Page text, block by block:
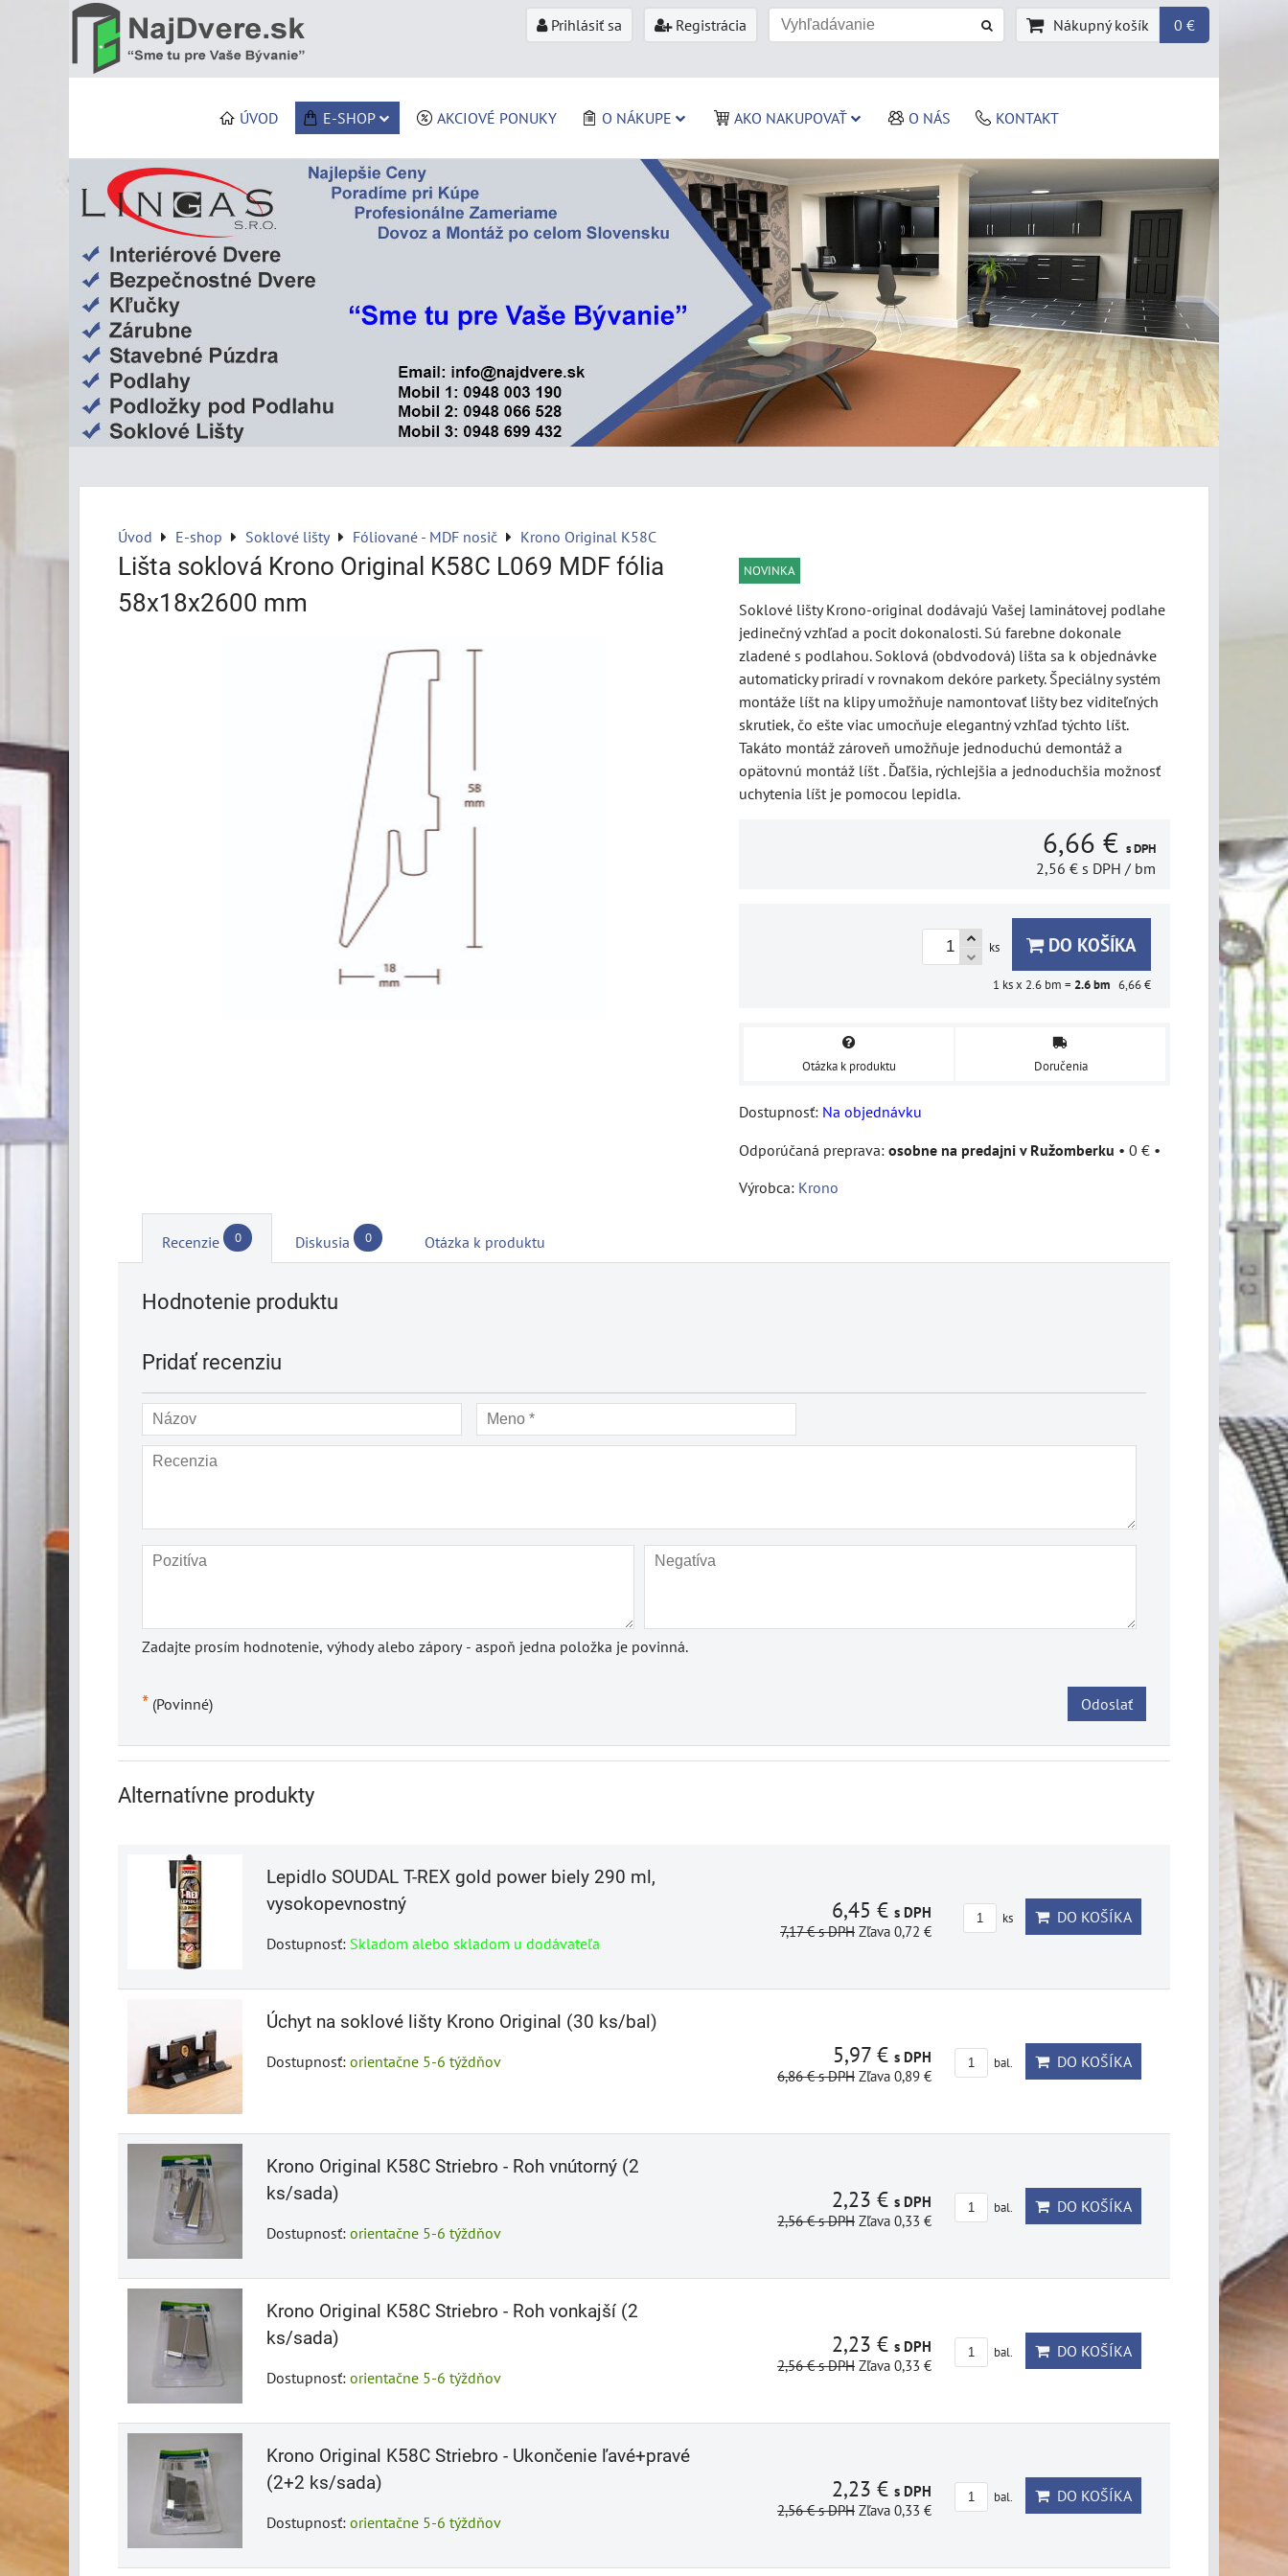
Prihlásiť sa Registrácia Nákupný košík 0 €
ÚVOD E-SHOP AKCIOVÉ PONUKY O NÁKUPE AKO NAKUPOVAŤ O NÁS KONTAKT
Úvod E-shop Soklové lišty Fóliované - MDF nosič Krono Original K58C
Lišta soklová Krono Original K58C L069 MDF fólia
58x18x2600 mm
NOVINKA
Soklové lišty Krono-original dodávajú Vašej laminátovej podlahe
jedinečný vzhľad a pocit dokonalosti. Sú farebne dokonale
zladené s podlahou. Soklová (obdvodová) lišta sa k objednávke
automaticky priradí v rovnakom dekóre parkety. Špeciálny systém
montáže líšt na klipy umožňuje namontovať lišty bez viditeľných
skrutiek, čo ešte viac umocňuje elegantný vzhľad týchto líšt.
Takáto montáž zároveň umožňuje jednoduchú demontáž a
opätovnú montáž líšt . Ďaľšia, rýchlejšia a jednoduchšia možnosť
uchytenia líšt je pomocou lepidla.
6,66 € s DPH
2,56 € s DPH / bm
ks DO KOŠÍKA
1 ks x 2.6 bm = 2.6bm 6,66 €
Otázka k produktu Doručenia
Dostupnosť: Na objednávku
osobne na predajni v Ružomberku • 0 € •
Výrobca: Krono
Recenzie 0 Diskusia 0 Otázka k produktu
Hodnotenie produktu
Pridať recenziu
Zadajte prosím hodnotenie, výhody alebo zápory - aspoň jedna položka je povinná.
* (Povinné) Odoslať
Alternatívne produkty
Lepidlo SOUDAL T-REX gold power biely 290 ml,
vysokopevnostný
Dostupnosť: Skladom alebo skladom u dodávateľa
6,45 € s DPH
7,17 €s DPH Zľava 0,72 €
ks DO KOŠÍKA
Úchyt na soklové lišty Krono Original (30 ks/bal)
Dostupnosť: orientačne 5-6 týždňov 5,97 € s DPH
6,86 €s DPH Zľava 0,89 €
bal. DO KOŠÍKA
Krono Original K58C Striebro - Roh vnútorný (2
ks/sada)
Dostupnosť: orientačne 5-6 týždňov
2,23 € s DPH
2,56 €s DPH Zľava 0,33 €
bal. DO KOŠÍKA
Krono Original K58C Striebro - Roh vonkajší (2
ks/sada)
Dostupnosť: orientačne 5-6 týždňov
2,23 € s DPH
2,56 €s DPH Zľava 0,33 €
bal. DO KOŠÍKA
Krono Original K58C Striebro - Ukončenie ľavé+pravé
(2+2 ks/sada)
Dostupnosť: orientačne 5-6 týždňov
2,23 € s DPH
2,56 €s DPH Zľava 0,33 €
bal. DO KOŠÍKA